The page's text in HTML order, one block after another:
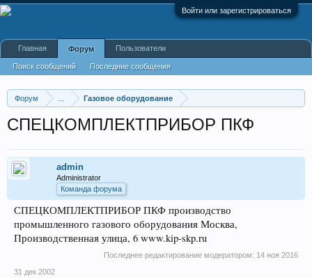
Войти или зарегистрироваться
Форум Газовое оборудование
СПЕЦКОМПЛЕКТПРИБОР ПКФ
admin
Administrator
Команда форума
СПЕЦКОМПЛЕКТПРИБОР ПКФ производство
промышленного газового оборудования Москва,
Производственная улица, 6 www.kip-skp.ru
Последнее редактирование модератором: 14 ноя 2016
31 дек 2002
Главная Форум
Поиск сообщений Последние сообщения
Пользователи